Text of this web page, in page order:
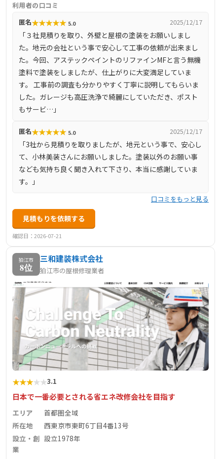
実現しています。また、施工エリアを限定することで、各
現場に対して丁寧な対応を心掛けています。お客様からの
信頼も厚く、「最後まで責任を持って仕上げて下さった」
などの口コミが寄せられています。外壁塗装や屋根塗装、
防水工事など、住まいの外装に関する幅広いサービスを提
供しており、無料診断も実施中です。
利用者の口コミ
匿名★★★★★ 5.0 2025/12/17
「３社見積りを取り、外壁と屋根の塗装をお願いしまし
た。地元の会社という事で安心して工事の依頼が出来まし
た。今回、アステックペイントのリファインMFと言う無機
塗料で塗装をしましたが、仕上がりに大変満足していま
す。 工事前の調査も分かりやすく丁寧に説明してもらいま
した。ガレージも高圧洗浄で綺麗にしていただき、ポスト
もサービ…」
匿名★★★★★ 5.0 2025/12/17
「3社から見積りを取りましたが、地元という事で、安心し
て、小林美装さんにお願いしました。塗装以外のお願い事
なども気持ち良く聞き入れて下さり、本当に感謝していま
す。」
口コミをもっと見る
見積もりを依頼する
確認日：2026-07-21
狛江市
8位
三和建装株式会社
狛江市の屋根修理業者
★★★★★3.1
日本で一番必要とされる省エネ改修会社を目指す
エリア
首都圏全域
所在地
西東京市東町6丁目4番13号
設立・創
業
設立1978年